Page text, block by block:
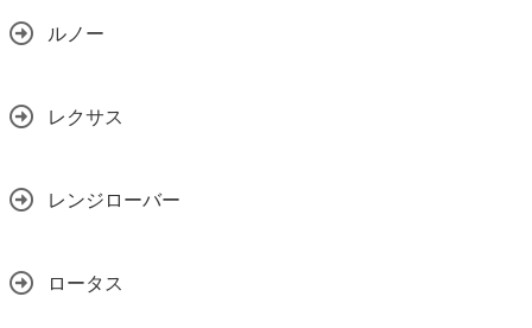
ルノー
レクサス
レンジローバー
ロータス